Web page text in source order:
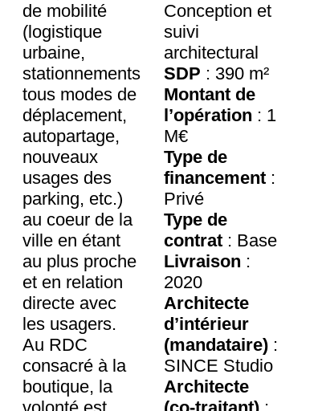
de mobilité
(logistique
urbaine,
stationnements
tous modes de
déplacement,
autopartage,
nouveaux
usages des
parking, etc.)
au coeur de la
ville en étant
au plus proche
et en relation
directe avec
les usagers.
Au RDC
consacré à la
boutique, la
Conception et
suivi
architectural
SDP : 390 m²
Montant de
l’opération : 1
M€
Type de
financement :
Privé
Type de
contrat : Base
Livraison :
2020
Architecte
d’intérieur
(mandataire) :
SINCE Studio
Architecte